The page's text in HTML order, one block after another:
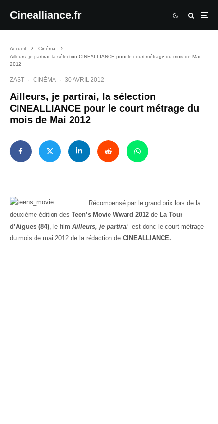
Cinealliance.fr
Accueil
Cinéma
Ailleurs, je partirai, la sélection CINEALLIANCE pour le court métrage du mois de Mai
2012
ZAST · CINÉMA · 30 AVRIL 2012
Ailleurs, je partirai, la sélection
CINEALLIANCE pour le court métrage du
mois de Mai 2012
Récompensé par le grand prix lors de la
deuxième édition des Teen’s Movie Wward 2012 de La Tour
d’Aigues (84), le film Ailleurs, je partirai est donc le court-métrage
du mois de mai 2012 de la rédaction de CINEALLIANCE.